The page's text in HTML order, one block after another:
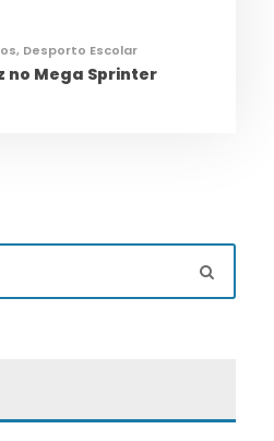
, Desporto Escolar
no Mega Sprinter